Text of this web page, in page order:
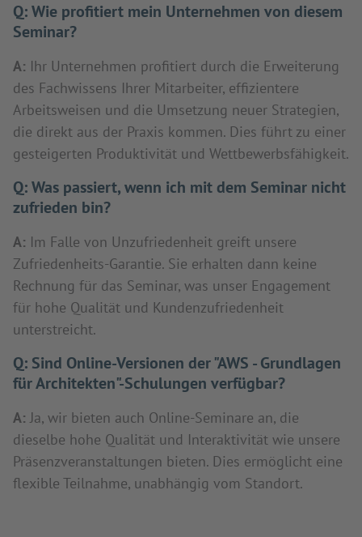
Q:Wie profitiert mein Unternehmen von diesem
Seminar?
A: Ihr Unternehmen profitiert durch die Erweiterung
des Fachwissens Ihrer Mitarbeiter, effizientere
Arbeitsweisen und die Umsetzung neuer Strategien,
die direkt aus der Praxis kommen. Dies führt zu einer
gesteigerten Produktivität und Wettbewerbsfähigkeit.
Q:Was passiert, wenn ich mit dem Seminar nicht
zufrieden bin?
A: Im Falle von Unzufriedenheit greift unsere
Zufriedenheits-Garantie. Sie erhalten dann keine
Rechnung für das Seminar, was unser Engagement
für hohe Qualität und Kundenzufriedenheit
unterstreicht.
Q: Sind Online-Versionen der "AWS - Grundlagen
für Architekten"-Schulungen verfügbar?
A: Ja, wir bieten auch Online-Seminare an, die
dieselbe hohe Qualität und Interaktivität wie unsere
Präsenzveranstaltungen bieten. Dies ermöglicht eine
flexible Teilnahme, unabhängig vom Standort.